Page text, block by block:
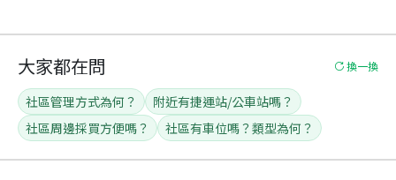
大家都在問 換一換
社區管理方式為何？
附近有捷運站/公車站嗎？
社區周邊採買方便嗎？
社區有車位嗎？類型為何？